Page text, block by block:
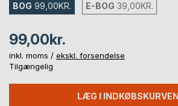
BOG 99,00KR. E-BOG 39,00KR.
99,00kr.
inkl. moms / ekskl. forsendelse
Tilgængelig
LÆG I INDKØBSKURVEN